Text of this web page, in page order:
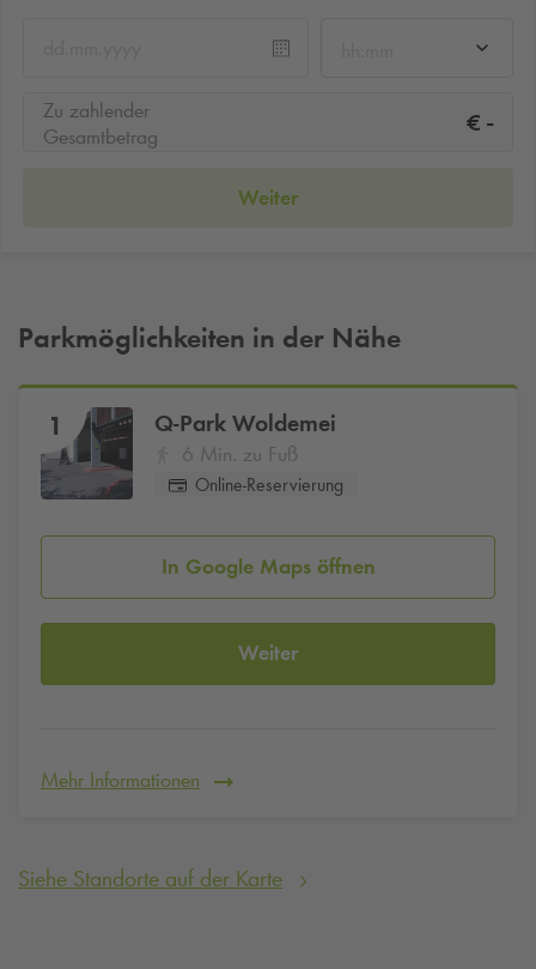
Zu zahlender
Gesamtbetrag
€ -
Weiter
Parkmöglichkeiten in der Nähe
1 Q-Park Woldemei
6 Min. zu Fuß
Online-Reservierung
In Google Maps öffnen
Weiter
Mehr Informationen
Siehe Standorte auf der Karte